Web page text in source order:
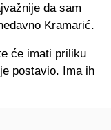
da sam
Kramarić.
će imati priliku
postavio. Ima ih